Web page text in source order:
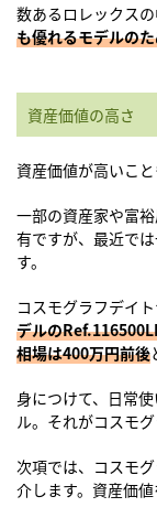
数あるロレックスの
も優れるモデルの
資産価値の高さ
資産価値が高いこ
一部の資産家や富
有ですが、最近で
す。
コスモグラフデイ
デルの
相場は400万円前後
身につけて、日常
ル。それがコスモ
次項では、コスモ
介します。資産価